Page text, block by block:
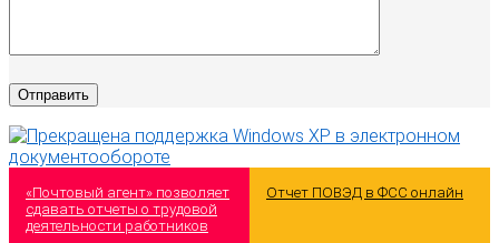
«Почтовый агент» позволяет
сдавать отчеты о трудовой
деятельности работников
Отчет ПОВЭД в ФСС онлайн